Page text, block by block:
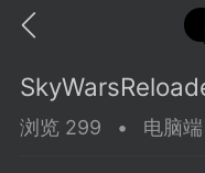
浏览 299 • 电脑端